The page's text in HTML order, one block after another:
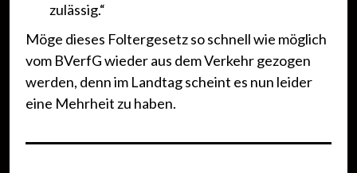
zulässig.“
Möge dieses Foltergesetz so schnell wie möglich
vom BVerfG wieder aus dem Verkehr gezogen
werden, denn im Landtag scheint es nun leider
eine Mehrheit zu haben.